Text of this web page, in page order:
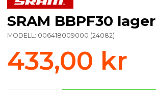
SRAM BBPF30 lager
MODELL: 006418009000 (24082)
433,00 kr